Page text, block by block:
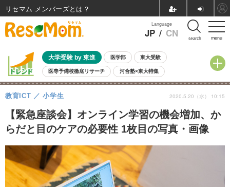
menu
Language
JP / CN search
大学受験 by 東進 医学部 東大受験
医専予備校徹底リサーチ 河合塾×東大特集
親子で考える大学選び 高校受験 中学受験 小学校受験
共通テスト 夏休み
8月開催イベント・WS 全国公立高校 過去問 人気記事
自由研究教材（小学生向け） 自由研究教材（中学生向け） ランキング
【緊急座談会】オンライン学習の機会増加、か
らだと目のケアの必要性 1枚目の写真・画像
教育ICT 小学生 2020.5.20（水） 10:15
リセマム メンバーズ